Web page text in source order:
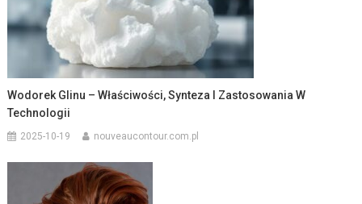
Wodorek Glinu – Właściwości, Synteza I Zastosowania W
Technologii
2025-10-19 nouveaucontour.com.pl